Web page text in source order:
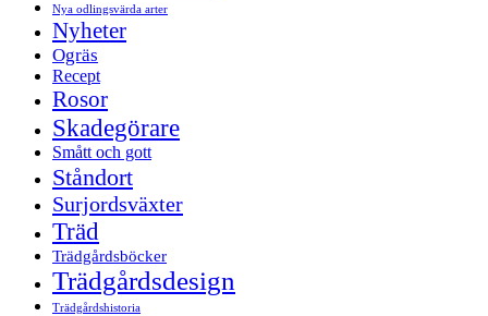
Nya odlingsvärda arter
Nyheter
Ogräs
Recept
Rosor
Skadegörare
Smått och gott
Ståndort
Surjordsväxter
Träd
Trädgårdsböcker
Trädgårdsdesign
Trädgårdshistoria